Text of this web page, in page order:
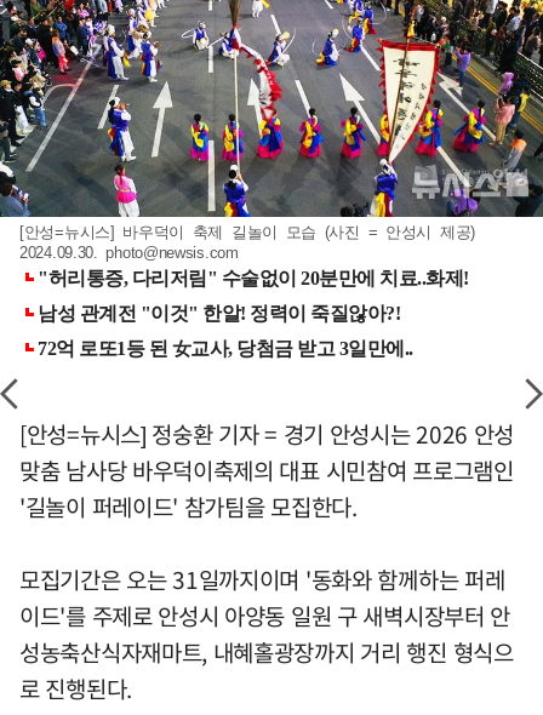
[안성=뉴시스] 바우덕이 축제 길놀이 모습 (사진 = 안성시 제공)
2024.09.30.photo@newsis.com
[안성=뉴시스] 정숭환 기자 = 경기 안성시는 2026 안성
맞춤 남사당 바우덕이축제의 대표 시민참여 프로그램인
'길놀이 퍼레이드' 참가팀을 모집한다.
모집기간은 오는 31일까지이며 '동화와 함께하는 퍼레
이드'를 주제로 안성시 아양동 일원 구 새벽시장부터 안
성농축산식자재마트, 내혜홀광장까지 거리 행진 형식으
로 진행된다.